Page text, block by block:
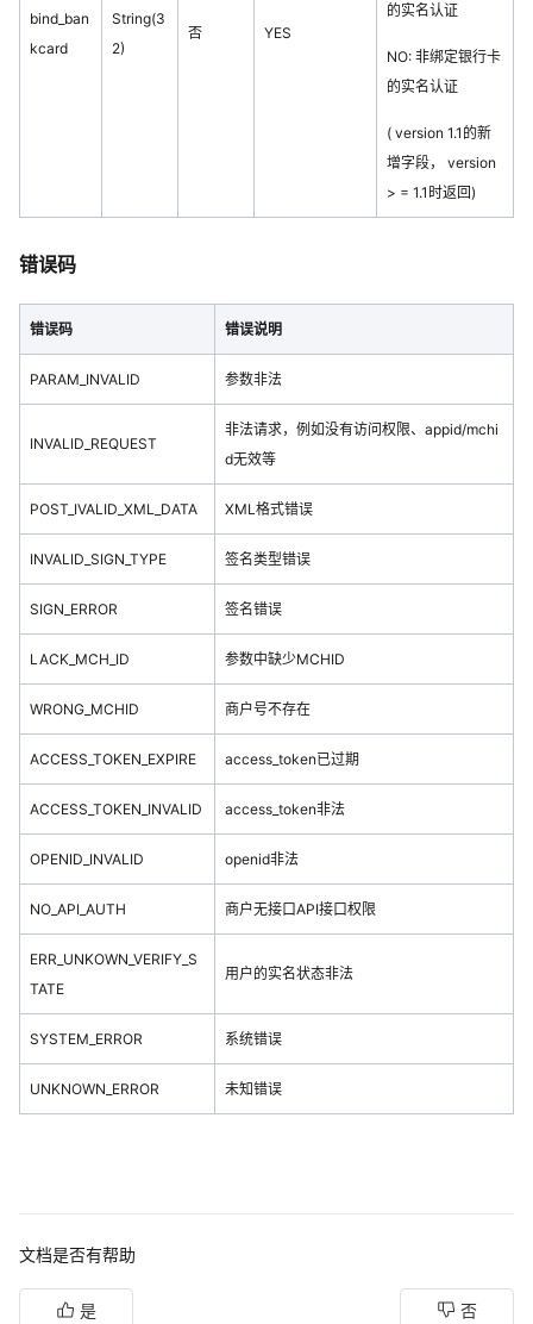
bind_ban
kcard
String(3
2)
否 YES
的实名认证
NO: 非绑定银行卡
的实名认证
( version 1.1的新
增字段， version
> = 1.1时返回)
错误码
错误码 错误说明
PARAM_INVALID 参数非法
INVALID_REQUEST
非法请求，例如没有访问权限、appid/mchi
d无效等
POST_IVALID_XML_DATA XML格式错误
INVALID_SIGN_TYPE 签名类型错误
SIGN_ERROR 签名错误
LACK_MCH_ID 参数中缺少MCHID
WRONG_MCHID 商户号不存在
ACCESS_TOKEN_EXPIRE access_token已过期
ACCESS_TOKEN_INVALID access_token非法
OPENID_INVALID openid非法
NO_API_AUTH 商户无接口API接口权限
ERR_UNKOWN_VERIFY_S
TATE
用户的实名状态非法
SYSTEM_ERROR 系统错误
UNKNOWN_ERROR 未知错误
文档是否有帮助
是 否